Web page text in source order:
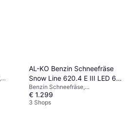
AL-KO Benzin Schneefräse
Snow Line 620.4 E III LED 6,2
kW
Benzin Schneefräse,
Scheinwerfer, Beheizte Griffe
€ 1.299
3 Shops